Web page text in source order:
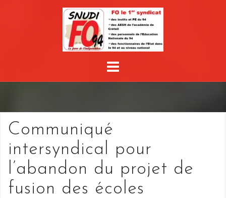
Communiqué
intersyndical pour
l’abandon du projet de
fusion des écoles